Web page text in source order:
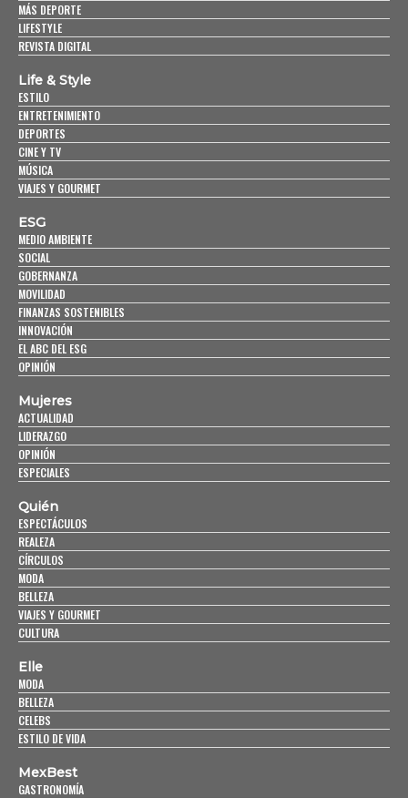
MÁS DEPORTE
LIFESTYLE
REVISTA DIGITAL
Life & Style
ESTILO
ENTRETENIMIENTO
DEPORTES
CINE Y TV
MÚSICA
VIAJES Y GOURMET
ESG
MEDIO AMBIENTE
SOCIAL
GOBERNANZA
MOVILIDAD
FINANZAS SOSTENIBLES
INNOVACIÓN
EL ABC DEL ESG
OPINIÓN
Mujeres
ACTUALIDAD
LIDERAZGO
OPINIÓN
ESPECIALES
Quién
ESPECTÁCULOS
REALEZA
CÍRCULOS
MODA
BELLEZA
VIAJES Y GOURMET
CULTURA
Elle
MODA
BELLEZA
CELEBS
ESTILO DE VIDA
MexBest
GASTRONOMÍA